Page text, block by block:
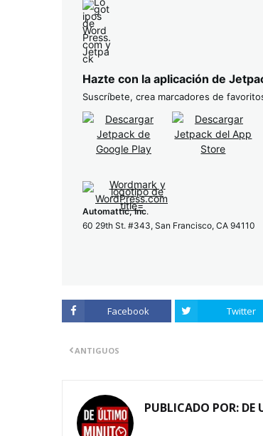
Hazte con la aplicación de
Suscríbete, crea marcadores de
Automattic, Inc.
60 29th St. #343, San Francisco, CA 94110
Facebook Twitter
ANTIGUOS
PUBLICADO POR: DE